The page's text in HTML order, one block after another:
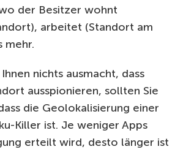
der Besitzer wohnt
arbeitet (Standort am
mehr.
nichts ausmacht, dass
ausspionieren, sollten Sie
die Geolokalisierung einer
Killer ist. Je weniger Apps
erteilt wird, desto länger ist